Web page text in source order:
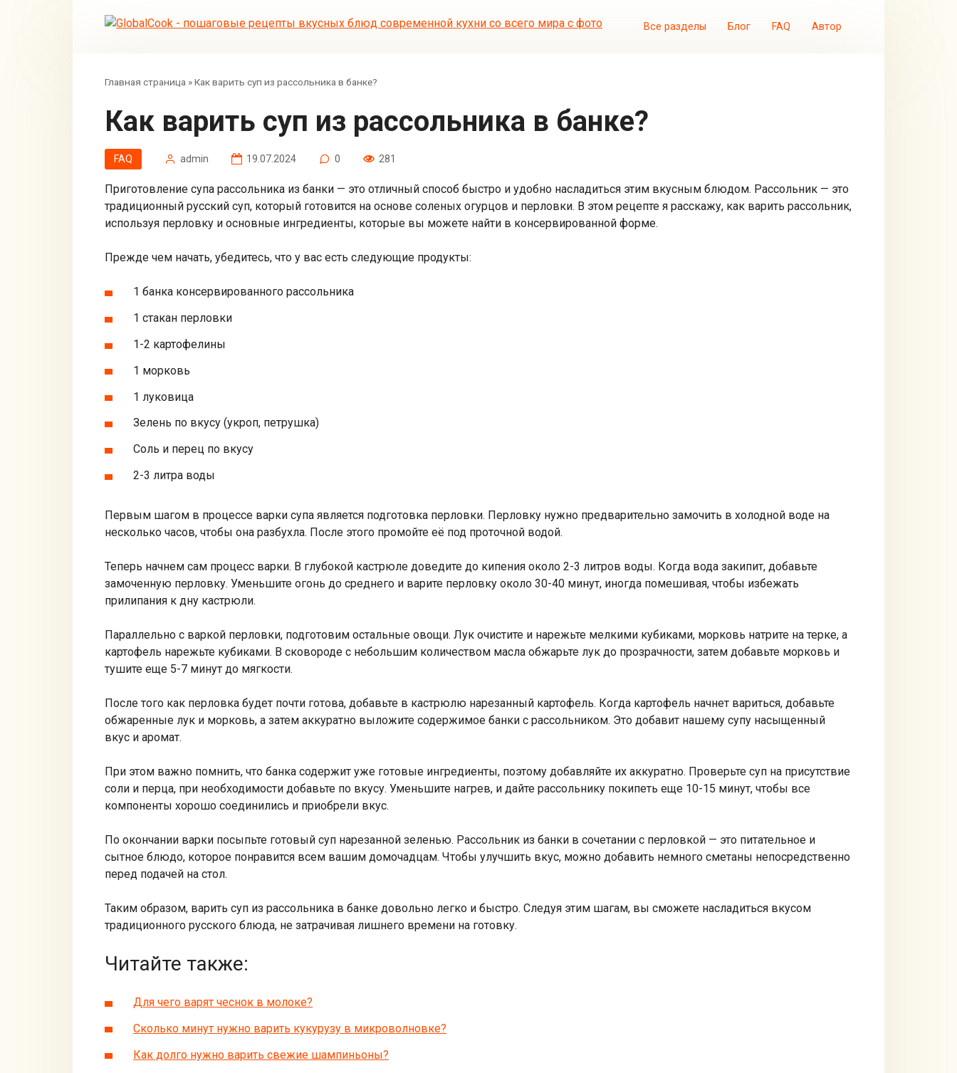
Все разделы Блог FAQ Автор
Главная страница »Как варить суп из рассольника в банке?
Как варить суп из рассольника в банке?
FAQ admin 19.07.2024 0 281
Приготовление супа рассольника из банки — это отличный способ быстро и удобно насладиться этим вкусным блюдом. Рассольник — это
традиционный русский суп, который готовится на основе соленых огурцов и перловки. В этом рецепте я расскажу, как варить рассольник,
используя перловку и основные ингредиенты, которые вы можете найти в консервированной форме.
Прежде чем начать, убедитесь, что у вас есть следующие продукты:
1 банка консервированного рассольника
1 стакан перловки
1-2 картофелины
1 морковь
1 луковица
Зелень по вкусу (укроп, петрушка)
Соль и перец по вкусу
2-3 литра воды
Первым шагом в процессе варки супа является подготовка перловки. Перловку нужно предварительно замочить в холодной воде на
несколько часов, чтобы она разбухла. После этого промойте её под проточной водой.
Теперь начнем сам процесс варки. В глубокой кастрюле доведите до кипения около 2-3 литров воды. Когда вода закипит, добавьте
замоченную перловку. Уменьшите огонь до среднего и варите перловку около 30-40 минут, иногда помешивая, чтобы избежать
прилипания к дну кастрюли.
Параллельно с варкой перловки, подготовим остальные овощи. Лук очистите и нарежьте мелкими кубиками, морковь натрите на терке, а
картофель нарежьте кубиками. В сковороде с небольшим количеством масла обжарьте лук до прозрачности, затем добавьте морковь и
тушите еще 5-7 минут до мягкости.
После того как перловка будет почти готова, добавьте в кастрюлю нарезанный картофель. Когда картофель начнет вариться, добавьте
обжаренные лук и морковь, а затем аккуратно выложите содержимое банки с рассольником. Это добавит нашему супу насыщенный
вкус и аромат.
При этом важно помнить, что банка содержит уже готовые ингредиенты, поэтому добавляйте их аккуратно. Проверьте суп на присутствие
соли и перца, при необходимости добавьте по вкусу. Уменьшите нагрев, и дайте рассольнику покипеть еще 10-15 минут, чтобы все
компоненты хорошо соединились и приобрели вкус.
По окончании варки посыпьте готовый суп нарезанной зеленью. Рассольник из банки в сочетании с перловкой — это питательное и
сытное блюдо, которое понравится всем вашим домочадцам. Чтобы улучшить вкус, можно добавить немного сметаны непосредственно
перед подачей на стол.
Таким образом, варить суп из рассольника в банке довольно легко и быстро. Следуя этим шагам, вы сможете насладиться вкусом
традиционного русского блюда, не затрачивая лишнего времени на готовку.
Читайте также:
Для чего варят чеснок в молоке?
Сколько минут нужно варить кукурузу в микроволновке?
Как долго нужно варить свежие шампиньоны?